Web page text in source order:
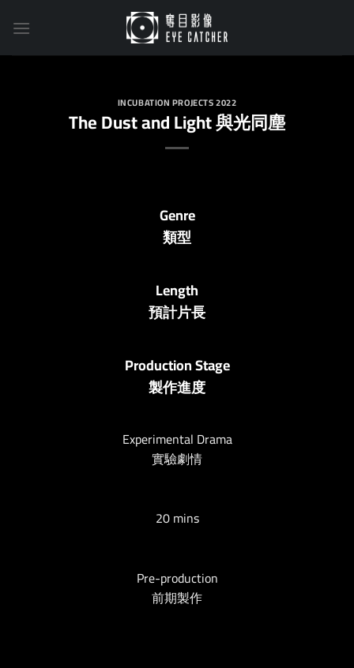
INCUBATION PROJECTS 2022
The Dust and Light 與光同塵
Genre
類型
Length
預計片長
Production Stage
製作進度
Experimental Drama
實驗劇情
20 mins
Pre-production
前期製作